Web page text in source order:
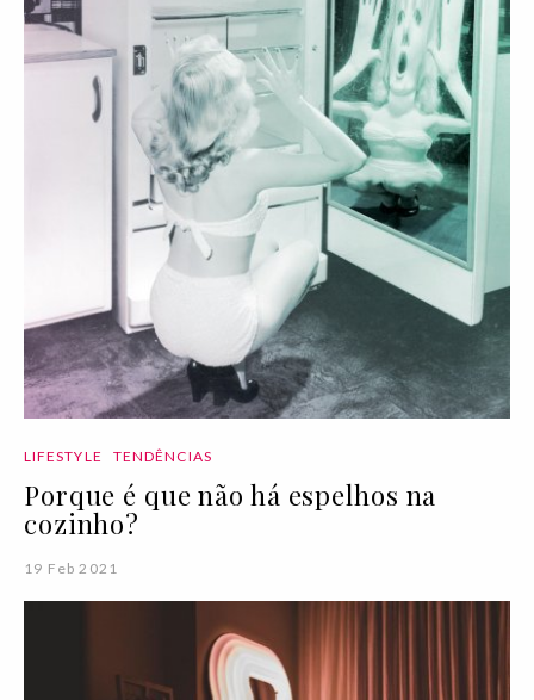
LIFESTYLE TENDÊNCIAS
Porque é que não há espelhos na
cozinho?
19 Feb 2021